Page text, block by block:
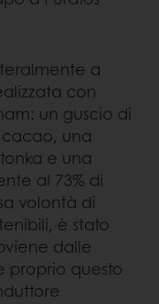
a
con
un guscio di
una
e una
al 73% di
volontà di
è stato
dalle
proprio questo